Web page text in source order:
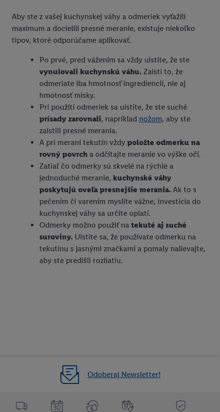
Aby ste z vašej kuchynskej váhy a odmeriek vyťažili
maximum a docielili presné meranie, existuje niekoľko
tipov, ktoré odporúčame aplikovať.
Po prvé, pred vážením sa vždy uistite, že ste
vynulovali kuchynskú váhu. Zaistí to, že
odmeriate iba hmotnosť ingrediencií, nie aj
hmotnosť misky.
Pri použití odmeriek sa uistite, že ste suché
prísady zarovnali, napríklad nožom, aby ste
zaistili presné merania.
A pri meraní tekutín vždy položte odmerku na
rovný povrch a odčítajte meranie vo výške očí.
Zatiaľ čo odmerky sú skvelé na rýchle a
jednoduché meranie, kuchynské váhy
poskytujú oveľa presnejšie merania. Ak to s
pečením či varením myslíte vážne, investícia do
kuchynskej váhy sa určite oplatí.
Odmerky možno použiť na tekuté aj suché
suroviny. Uistite sa, že používate odmerku na
tekutinu s jasnými značkami a pomaly nalievajte,
aby ste predišli rozliatiu.
Odoberaj Newsletter!